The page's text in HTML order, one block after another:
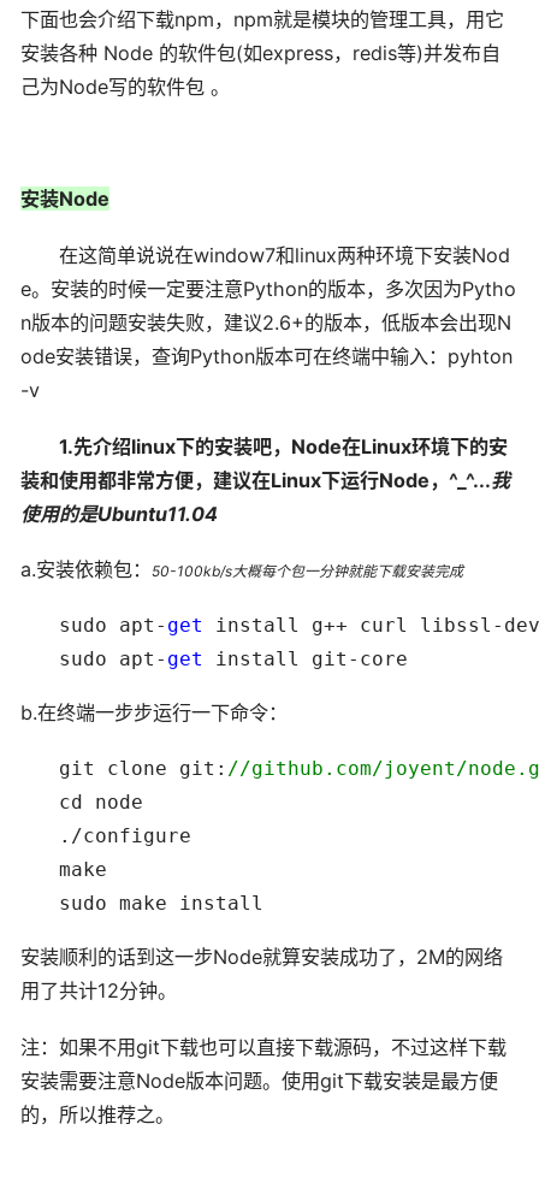
下面也会介绍下载npm，npm就是模块的管理工具，用它
安装各种 Node 的软件包(如express，redis等)并发布自
己为Node写的软件包 。
安装Node
在这简单说说在window7和linux两种环境下安装Nod
e。安装的时候一定要注意Python的版本，多次因为Pytho
n版本的问题安装失败， 建议2.6+的版本，低版本会出现N
ode安装错误， 查询Python版本可在终端中输入：pyhton
-v
1.先介绍linux下的安装吧，Node在Linux环境下的安
装和使用都非常方便，建议在Linux下运行Node，^_^...我
使用的是Ubuntu11.04
a.安装依赖包： 50-100kb/s大概每个包一分钟就能下载安装完成
sudo apt- get
install g++ curl libssl-
sudo apt- get install git-core
b.在终端一步步运行一下命令：
git clone git: //github.com/joyent/
cd node
./configure
make
sudo make install
安装顺利的话到这一步Node就算安装成功了，2M的网络
用了共计12分钟。
注：如果不用git下载也可以直接下载源码，不过这样下载
安装需要注意Node版本问题。使用git下载安装是最方便
的，所以推荐之。